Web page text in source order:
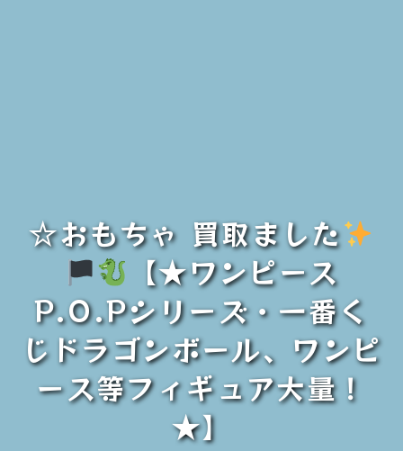
☆おもちゃ 買取ました
【★ワンピース
P.O.Pシリーズ・一番く
じドラゴンボール、ワンピ
ース等フィギュア大量！
★】